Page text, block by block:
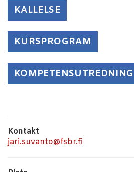
KALLELSE
KURSPROGRAM
KOMPETENSUTREDNING
Kontakt
jari.suvanto@fsbr.fi